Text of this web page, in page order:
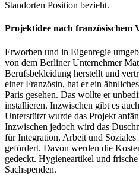
Standorten Position bezieht.
Projektidee nach französischem
Erworben und in Eigenregie
von dem Berliner Unternehmer
Berufsbekleidung herstellt und
einer Französin, hat er ein
Paris gesehen. Das wollte er
installieren. Inzwischen gibt es
Unterstützt wurde das Projekt
Inzwischen jedoch wird das
für Integration, Arbeit und
gefördert. Davon werden die
gedeckt. Hygieneartikel und
Sachspenden.